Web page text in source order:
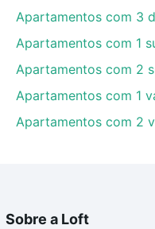
Apartamentos com 3
Apartamentos com 1
Apartamentos com 2
Apartamentos com 1
Apartamentos com 2
Sobre a Loft